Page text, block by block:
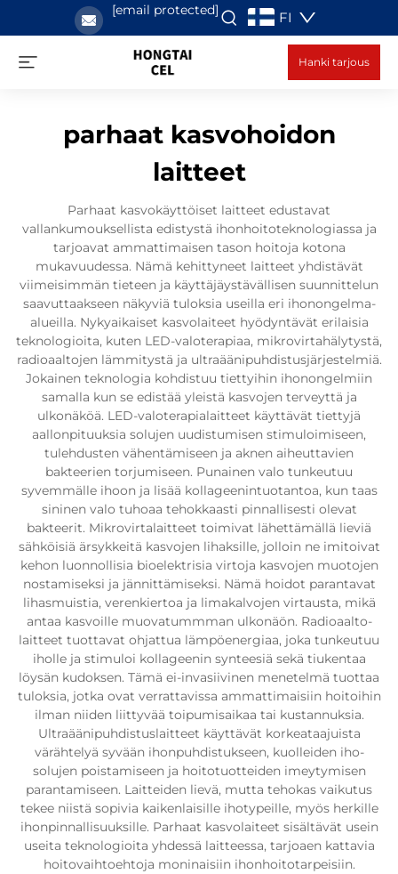
[email protected] FI
Hanki tarjous
parhaat kasvohoidon
laitteet
Parhaat kasvokäyttöiset laitteet edustavat
vallankumouksellista edistystä ihonhoitoteknologiassa ja
tarjoavat ammattimaisen tason hoitoja kotona
mukavuudessa. Nämä kehittyneet laitteet yhdistävät
viimeisimmän tieteen ja käyttäjäystävällisen suunnittelun
saavuttaakseen näkyviä tuloksia useilla eri ihonongelma-
alueilla. Nykyaikaiset kasvolaiteet hyödyntävät erilaisia
teknologioita, kuten LED-valoterapiaa, mikrovirtahälytystä,
radioaaltojen lämmitystä ja ultraäänipuhdistusjärjestelmiä.
Jokainen teknologia kohdistuu tiettyihin ihonongelmiin
samalla kun se edistää yleistä kasvojen terveyttä ja
ulkonäköä. LED-valoterapialaitteet käyttävät tiettyjä
aallonpituuksia solujen uudistumisen stimuloimiseen,
tulehdusten vähentämiseen ja aknen aiheuttavien
bakteerien torjumiseen. Punainen valo tunkeutuu
syvemmälle ihoon ja lisää kollageenintuotantoa, kun taas
sininen valo tuhoaa tehokkaasti pinnallisesti olevat
bakteerit. Mikrovirtalaitteet toimivat lähettämällä lieviä
sähköisiä ärsykkeitä kasvojen lihaksille, jolloin ne imitoivat
kehon luonnollisia bioelektrisia virtoja kasvojen muotojen
nostamiseksi ja jännittämiseksi. Nämä hoidot parantavat
lihasmuistia, verenkiertoa ja limakalvojen virtausta, mikä
antaa kasvoille muovatummman ulkonäön. Radioaalto-
laitteet tuottavat ohjattua lämpöenergiaa, joka tunkeutuu
iholle ja stimuloi kollageenin synteesiä sekä tiukentaa
löysän kudoksen. Tämä ei-invasiivinen menetelmä tuottaa
tuloksia, jotka ovat verrattavissa ammattimaisiin hoitoihin
ilman niiden liittyvää toipumisaikaa tai kustannuksia.
Ultraäänipuhdistuslaitteet käyttävät korkeataajuista
värähtelyä syvään ihonpuhdistukseen, kuolleiden iho-
solujen poistamiseen ja hoitotuotteiden imeytymisen
parantamiseen. Laitteiden lievä, mutta tehokas vaikutus
tekee niistä sopivia kaikenlaisille ihotypeille, myös herkille
ihonpinnallisuuksille. Parhaat kasvolaiteet sisältävät usein
useita teknologioita yhdessä laitteessa, tarjoaen kattavia
hoitovaihtoehtoja moninaisiin ihonhoitotarpeisiin.